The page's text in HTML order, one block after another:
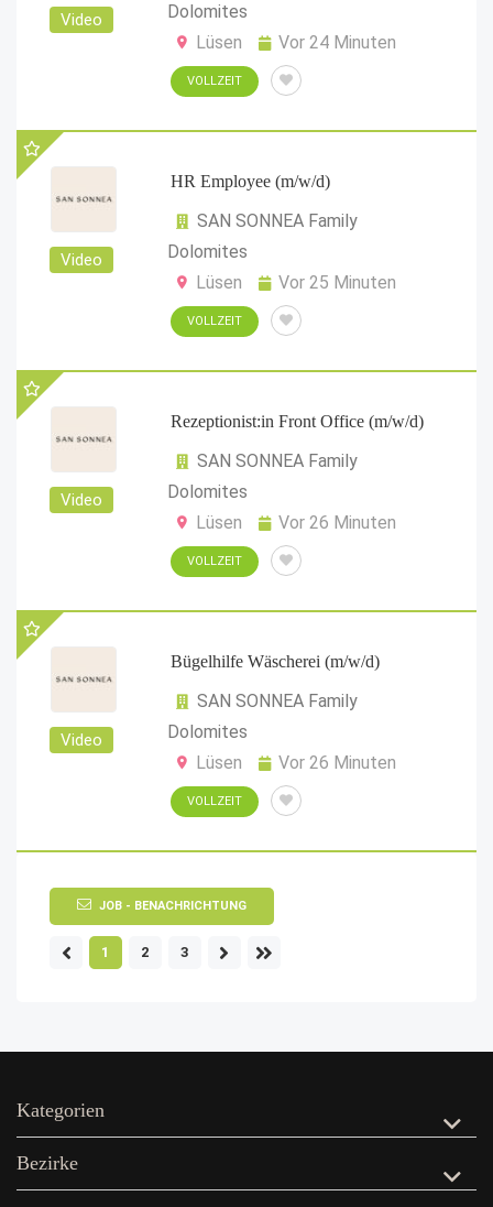
Video
Dolomites
Lüsen
Vor 24 Minuten
VOLLZEIT
Video
HR Employee (m/w/d)
SAN SONNEA Family
Dolomites
Lüsen
Vor 25 Minuten
VOLLZEIT
Video
Rezeptionist:in Front Office (m/w/d)
SAN SONNEA Family
Dolomites
Lüsen
Vor 26 Minuten
VOLLZEIT
Video
Bügelhilfe Wäscherei (m/w/d)
SAN SONNEA Family
Dolomites
Lüsen
Vor 26 Minuten
VOLLZEIT
JOB - BENACHRICHTUNG
1 2 3
Kategorien
Bezirke